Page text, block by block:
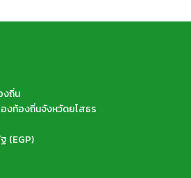
งถิ่น
งท้องถิ่นจังหวัดยโสธร
(EGP)